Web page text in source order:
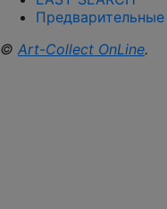
Предварительные
© Art-Collect OnLine.